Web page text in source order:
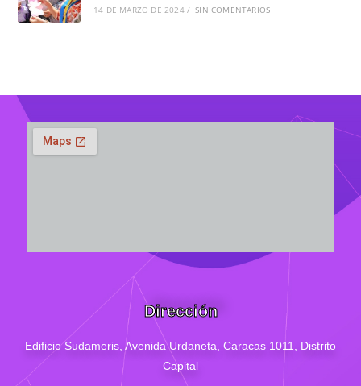
14 DE MARZO DE 2024 / SIN COMENTARIOS
Dirección
Edificio Sudameris, Avenida Urdaneta, Caracas 1011, Distrito
Capital